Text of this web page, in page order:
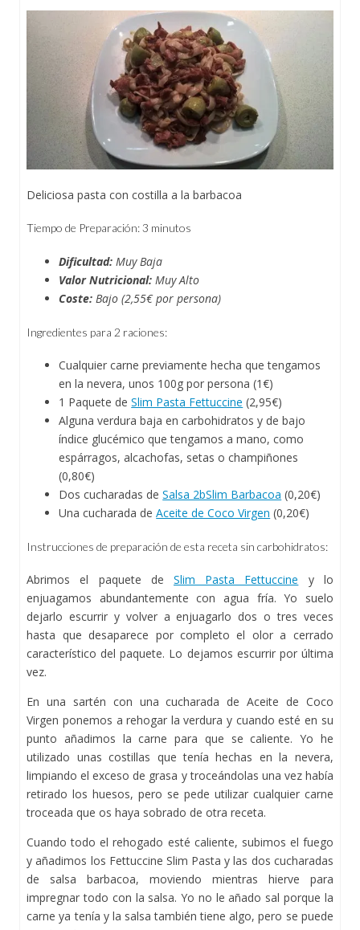
Deliciosa pasta con costilla a la barbacoa
Tiempo de Preparación: 3 minutos
Dificultad: Muy Baja
Valor Nutricional: Muy Alto
Coste: Bajo (2,55€ por persona)
Ingredientes para 2 raciones:
Cualquier carne previamente hecha que tengamos
en la nevera, unos 100g por persona (1€)
1 Paquete deSlim Pasta Fettuccine (2,95€)
Alguna verdura baja en carbohidratos y de bajo
índice glucémico que tengamos a mano, como
espárragos, alcachofas, setas o champiñones
(0,80€)
Dos cucharadas deSalsa 2bSlim Barbacoa (0,20€)
Una cucharada deAceite de Coco Virgen (0,20€)
Instrucciones de preparación de esta receta sin carbohidratos:
Abrimos el paquete de Slim Pasta Fettuccine y lo
enjuagamos abundantemente con agua fría. Yo suelo
dejarlo escurrir y volver a enjuagarlo dos o tres veces
hasta que desaparece por completo el olor a cerrado
característico del paquete. Lo dejamos escurrir por última
vez.
En una sartén con una cucharada de Aceite de Coco
Virgen ponemos a rehogar la verdura y cuando esté en su
punto añadimos la carne para que se caliente. Yo he
utilizado unas costillas que tenía hechas en la nevera,
limpiando el exceso de grasa y troceándolas una vez había
retirado los huesos, pero se pede utilizar cualquier carne
troceada que os haya sobrado de otra receta.
Cuando todo el rehogado esté caliente, subimos el fuego
y añadimos los Fettuccine Slim Pasta y las dos cucharadas
de salsa barbacoa, moviendo mientras hierve para
impregnar todo con la salsa. Yo no le añado sal porque la
carne ya tenía y la salsa también tiene algo, pero se puede